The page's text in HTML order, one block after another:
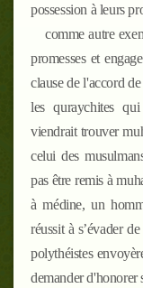
possession à leurs
comme autre
promesses et
clause de l'accord de
les quraychites
viendrait trouver
celui des
pas être remis à
à médine, un
réussit à s’évader
polythéistes
demander d'honorer